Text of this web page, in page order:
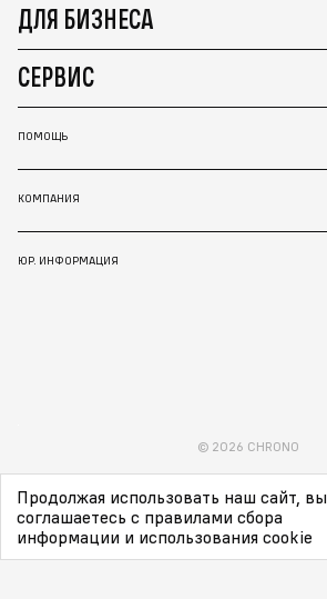
ДЛЯ БИЗНЕСА
СЕРВИС
ПОМОЩЬ
КОМПАНИЯ
ЮР. ИНФОРМАЦИЯ
© 2026 CHRONO
Продолжая использовать наш сайт, вы
соглашаетесь с правилами сбора
информации и использования cookie